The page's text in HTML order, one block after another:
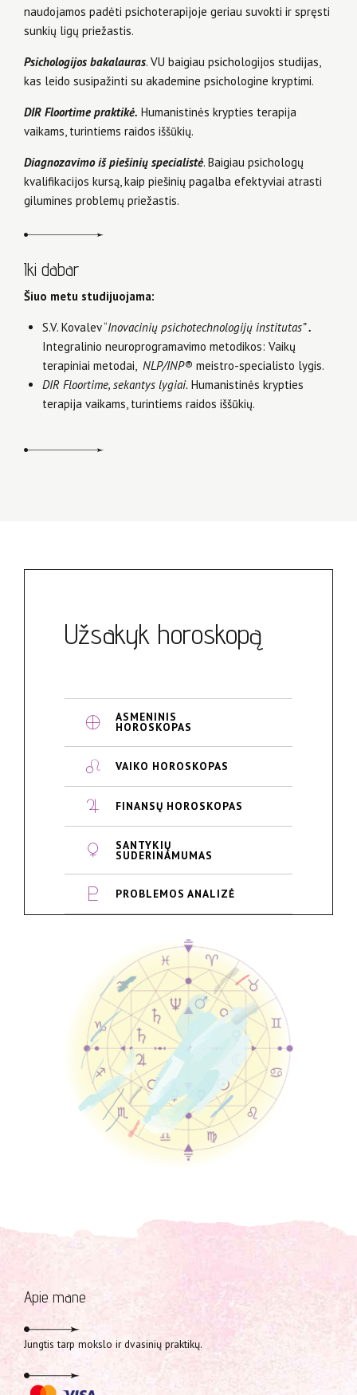
naudojamos padėti psichoterapijoje geriau suvokti ir spręsti
sunkių ligų priežastis.
Psichologijos bakalauras. VU baigiau psichologijos studijas,
kas leido susipažinti su akademine psichologine kryptimi.
DIR Floortime praktikė. Humanistinės krypties terapija
vaikams, turintiems raidos iššūkių.
Diagnozavimo iš piešinių specialistė. Baigiau psichologų
kvalifikacijos kursą, kaip piešinių pagalba efektyviai atrasti
gilumines problemų priežastis.
Iki dabar
Šiuo metu studijuojama:
S.V. Kovalev “Inovacinių psichotechnologijų institutas”.
Integralinio neuroprogramavimo metodikos: Vaikų
terapiniai metodai, NLP/INP® meistro-specialisto lygis.
DIR Floortime, sekantys lygiai.Humanistinės krypties
terapija vaikams, turintiems raidos iššūkių.
Užsakyk horoskopą
ASMENINIS
HOROSKOPAS
VAIKO HOROSKOPAS
FINANSŲ HOROSKOPAS
SANTYKIŲ
SUDERINAMUMAS
PROBLEMOS ANALIZĖ
Apie mane
Jungtis tarp mokslo ir dvasinių praktikų.